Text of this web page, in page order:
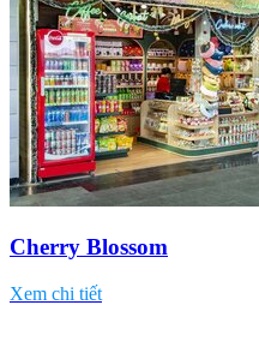
Cherry Blossom
Xem chi tiết